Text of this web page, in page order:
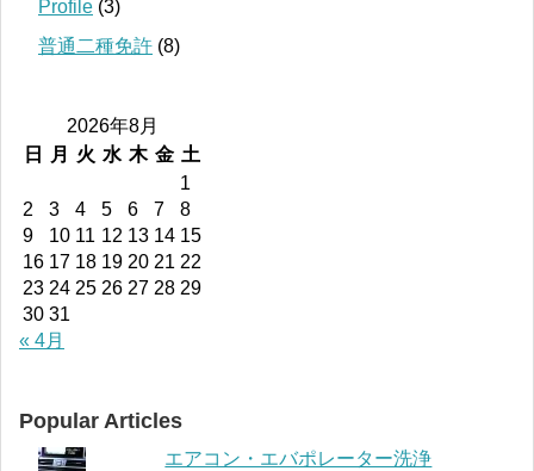
Profile (3)
普通二種免許 (8)
2026年8月
日
月 火 水 木 金 土
1
2
3 4 5 6 7
8
9
10 11 12 13 14 15
16 17 18 19 20 21 22
23 24 25 26 27 28 29
30 31
« 4月
Popular Articles
エアコン・エバポレーター洗浄